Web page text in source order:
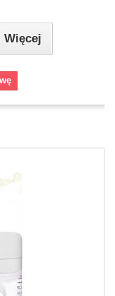
Więcej